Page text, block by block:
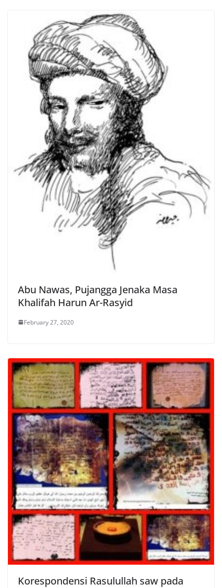
Abu Nawas, Pujangga Jenaka Masa
Khalifah Harun Ar-Rasyid
February 27, 2020
Korespondensi Rasulullah saw pada